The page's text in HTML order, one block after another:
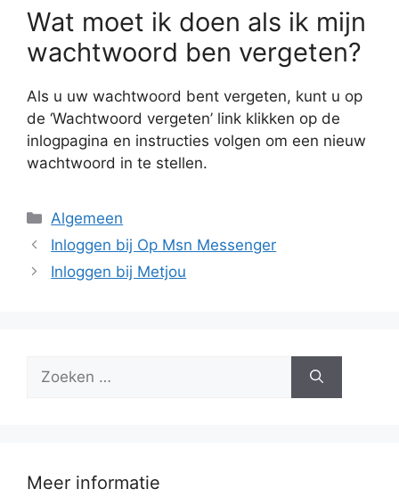
Wat moet ik doen als ik mijn
wachtwoord ben vergeten?
Als u uw wachtwoord bent vergeten, kunt u op
de ‘Wachtwoord vergeten’ link klikken op de
inlogpagina en instructies volgen om een nieuw
wachtwoord in te stellen.
Categorieën
Algemeen
Inloggen bij Op Msn Messenger
Inloggen bij Metjou
naar:
Meer informatie